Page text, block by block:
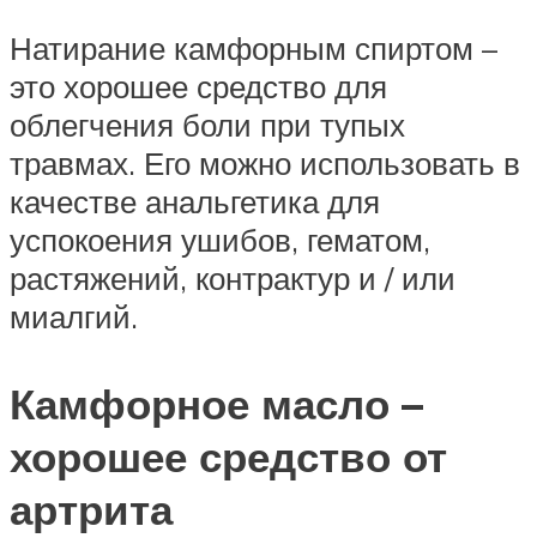
Натирание камфорным спиртом –
это хорошее средство для
облегчения боли при тупых
травмах. Его можно использовать в
качестве анальгетика для
успокоения ушибов, гематом,
растяжений, контрактур и / или
миалгий.
Камфорное масло –
хорошее средство от
артрита